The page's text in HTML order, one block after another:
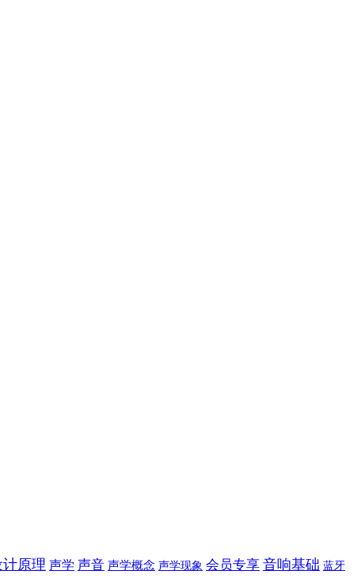
原理 声学 声音 声学概念 声学现象 会员专享 音响基础 蓝牙